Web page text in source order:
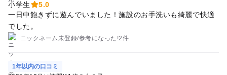
小学生
5.0
一日中飽きずに遊んでいました！施設のお手洗いも綺麗で快適
でした。
ニックネーム未登録/参考になった!2件
1年以内の口コミ